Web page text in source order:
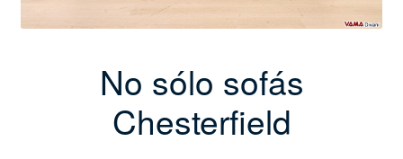
No sólo sofás
Chesterfield